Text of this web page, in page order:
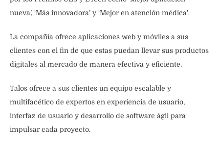
nueva’, ‘Más innovadora’ y ‘Mejor en atención médica’.
La compañía ofrece aplicaciones web y móviles a sus
clientes con el fin de que estas puedan llevar sus productos
digitales al mercado de manera efectiva y eficiente.
Talos ofrece a sus clientes un equipo escalable y
multifacético de expertos en experiencia de usuario,
interfaz de usuario y desarrollo de software ágil para
impulsar cada proyecto.